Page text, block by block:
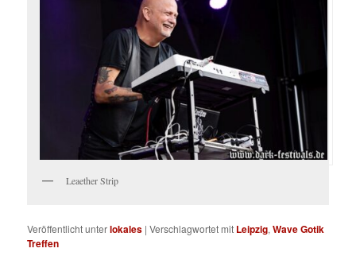
Leaether Strip
Veröffentlicht unterlokales |Verschlagwortet mit Leipzig,Wave Gotik
Treffen